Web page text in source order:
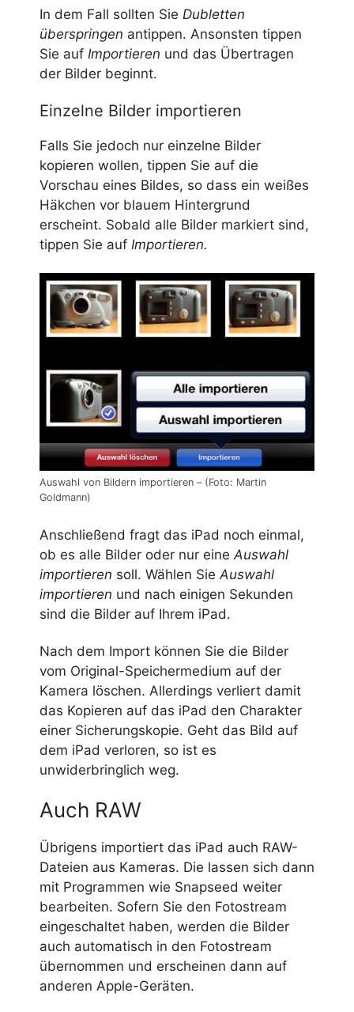
In dem Fall sollten Sie Dubletten
überspringen antippen. Ansonsten tippen
Sie auf Importieren und das Übertragen
der Bilder beginnt.
Einzelne Bilder importieren
Falls Sie jedoch nur einzelne Bilder
kopieren wollen, tippen Sie auf die
Vorschau eines Bildes, so dass ein weißes
Häkchen vor blauem Hintergrund
erscheint. Sobald alle Bilder markiert sind,
tippen Sie auf Importieren.
Auswahl von Bildern importieren – (Foto: Martin
Goldmann)
Anschließend fragt das iPad noch einmal,
ob es alle Bilder oder nur eine Auswahl
importieren soll. Wählen Sie Auswahl
importieren und nach einigen Sekunden
sind die Bilder auf Ihrem iPad.
Nach dem Import können Sie die Bilder
vom Original-Speichermedium auf der
Kamera löschen. Allerdings verliert damit
das Kopieren auf das iPad den Charakter
einer Sicherungskopie. Geht das Bild auf
dem iPad verloren, so ist es
unwiderbringlich weg.
Auch RAW
Übrigens importiert das iPad auch RAW-
Dateien aus Kameras. Die lassen sich dann
mit Programmen wie Snapseed weiter
bearbeiten. Sofern Sie den Fotostream
eingeschaltet haben, werden die Bilder
auch automatisch in den Fotostream
übernommen und erscheinen dann auf
anderen Apple-Geräten.